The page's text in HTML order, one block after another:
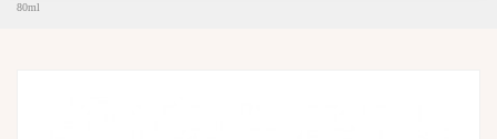
80ml